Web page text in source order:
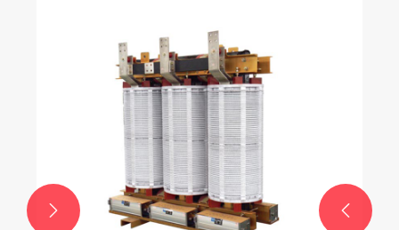
شركة TAILI متجذرة بعمق في مجال نقل الطاقة
وتوزيعها، وتعرض قوتها القوية في معرض الشرق
الأوسط للطاقة دبي 2026
عرض المزيد >>

